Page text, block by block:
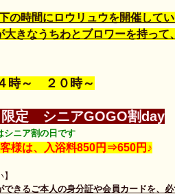
の時間にロウリュウを開催してい
大きなうちわとブロワーを持って
時～ ２０時～
限定 シニアGOGO割day
シニア割の日です
様は、入浴料850円⇒650円♪
できるご本人の身分証や会員カードを、必